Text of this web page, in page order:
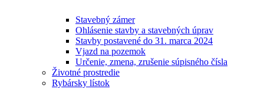
Stavebný zámer
Ohlásenie stavby a stavebných úprav
Stavby postavené do 31. marca 2024
Vjazd na pozemok
Určenie, zmena, zrušenie súpisného čísla
Životné prostredie
Rybársky lístok